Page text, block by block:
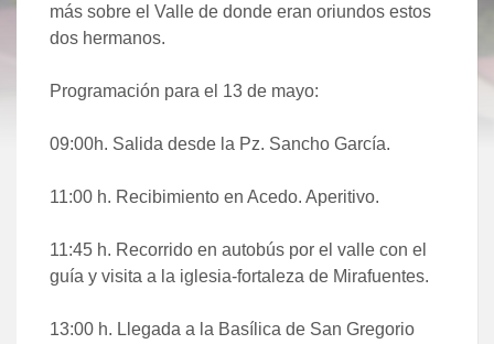
más sobre el Valle de donde eran oriundos estos
dos hermanos.
Programación para el 13 de mayo:
09:00h. Salida desde la Pz. Sancho García.
11:00 h. Recibimiento en Acedo. Aperitivo.
11:45 h. Recorrido en autobús por el valle con el
guía y visita a la iglesia-fortaleza de Mirafuentes.
13:00 h. Llegada a la Basílica de San Gregorio